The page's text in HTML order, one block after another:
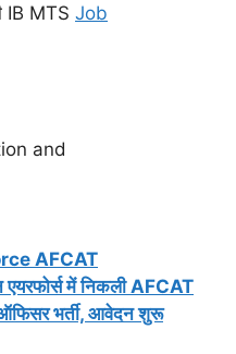
IB MTS Job
and
AFCAT
में निकली AFCAT
भर्ती, आवेदन शुरू